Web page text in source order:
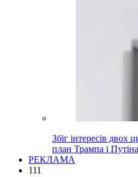
Збіг інтересів двох
план Трампа і
РЕКЛАМА
111